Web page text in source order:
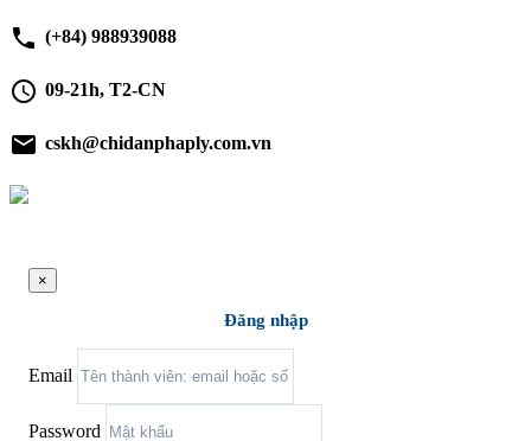
phone (+84) 988939088
schedule 09-21h, T2-CN
email cskh@chidanphaply.com.vn
×
Đăng nhập
Email
Password